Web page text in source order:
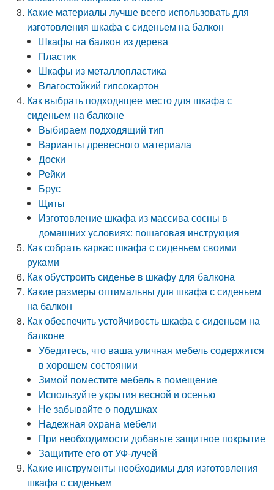
Какие материалы лучше всего использовать для
изготовления шкафа с сиденьем на балкон
Шкафы на балкон из дерева
Пластик
Шкафы из металлопластика
Влагостойкий гипсокартон
Как выбрать подходящее место для шкафа с
сиденьем на балконе
Выбираем подходящий тип
Варианты древесного материала
Доски
Рейки
Брус
Щиты
Изготовление шкафа из массива сосны в
домашних условиях: пошаговая инструкция
Как собрать каркас шкафа с сиденьем своими
руками
Как обустроить сиденье в шкафу для балкона
Какие размеры оптимальны для шкафа с сиденьем
на балкон
Как обеспечить устойчивость шкафа с сиденьем на
балконе
Убедитесь, что ваша уличная мебель содержится
в хорошем состоянии
Зимой поместите мебель в помещение
Используйте укрытия весной и осенью
Не забывайте о подушках
Надежная охрана мебели
При необходимости добавьте защитное покрытие
Защитите его от УФ-лучей
Какие инструменты необходимы для изготовления
шкафа с сиденьем